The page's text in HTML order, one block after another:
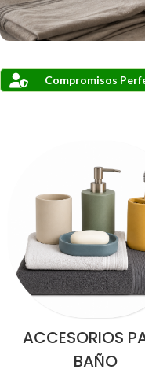
Compromisos
ACCESORIOS
BAÑO